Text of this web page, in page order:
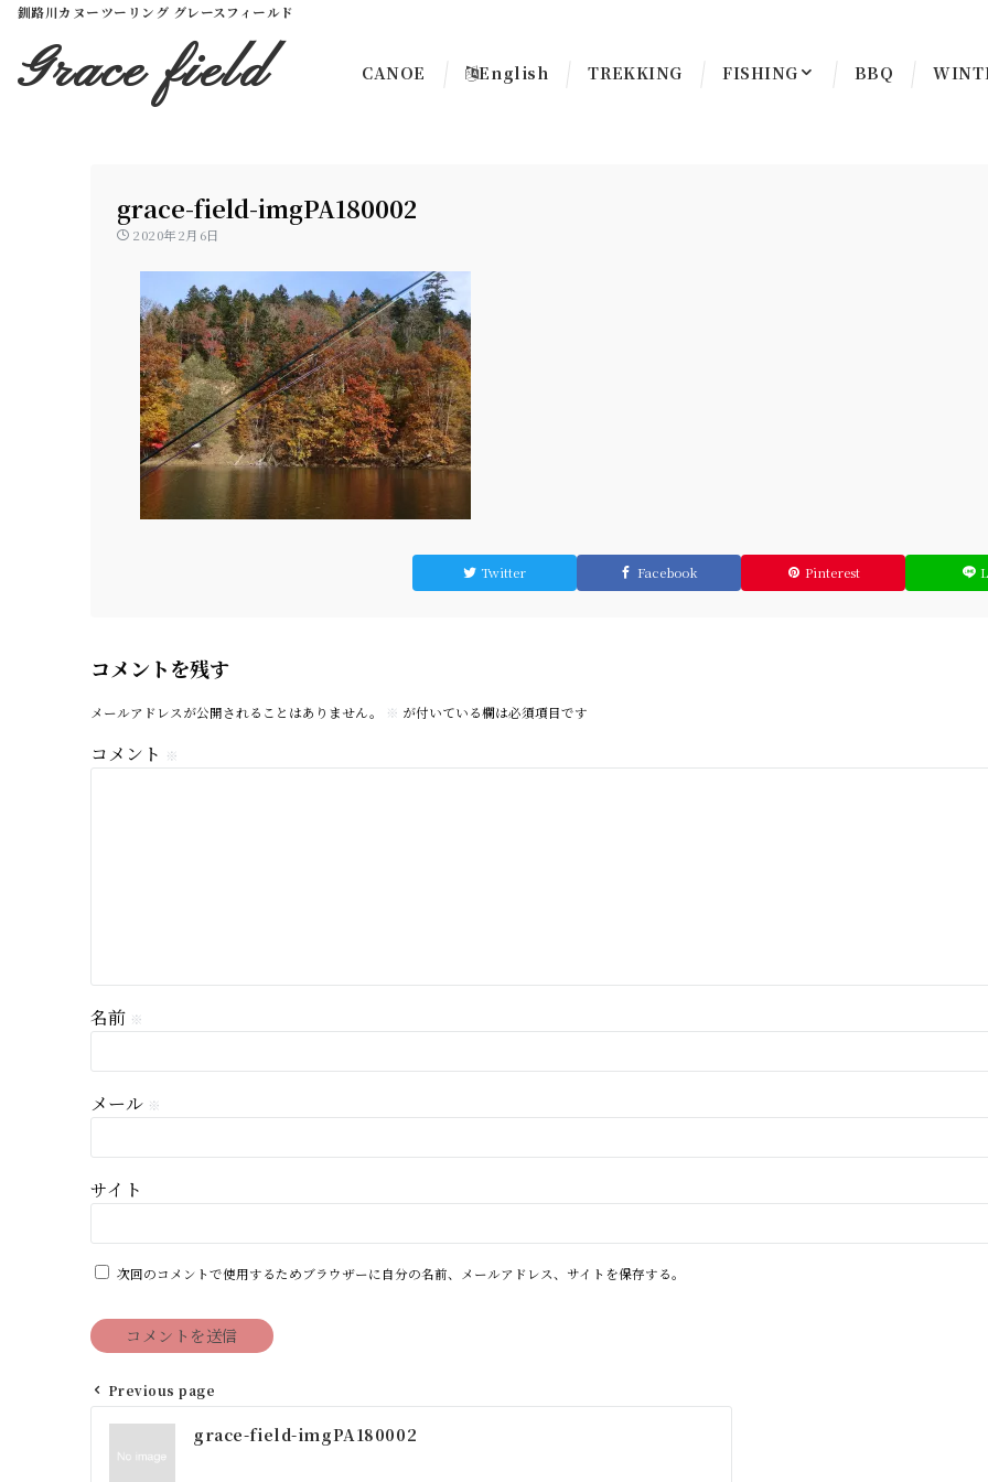
釧路川カヌーツーリング グレースフィールド
Grace field CANOE English TREKKING FISHING BBQ
grace-field-imgPA180002
2020年2月6日
Twitter Facebook Pinterest
コメントを残す
メールアドレスが公開されることはありません。 ※ が付いている欄は必須項目です
コメント ※
名前 ※
メール ※
サイト
次回のコメントで使用するためブラウザーに自分の名前、メールアドレス、サイトを保存する。
投
Previous page
grace-field-imgPA180002